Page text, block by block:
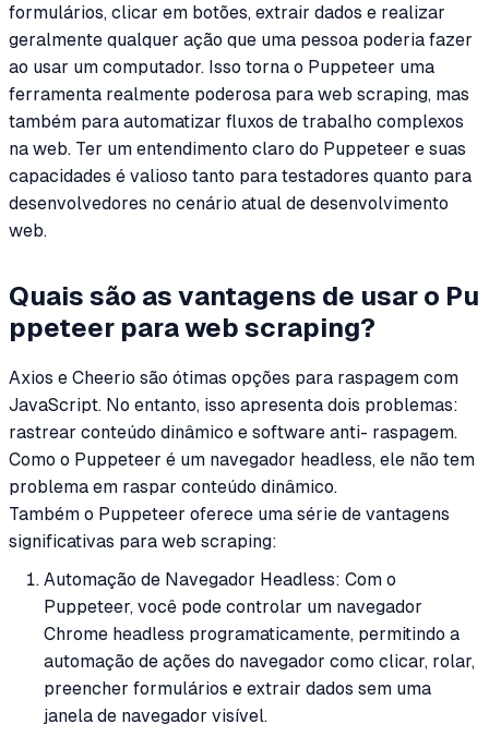
formulários, clicar em botões, extrair dados e realizar
geralmente qualquer ação que uma pessoa poderia fazer
ao usar um computador. Isso torna o Puppeteer uma
ferramenta realmente poderosa para web scraping, mas
também para automatizar fluxos de trabalho complexos
na web. Ter um entendimento claro do Puppeteer e suas
capacidades é valioso tanto para testadores quanto para
desenvolvedores no cenário atual de desenvolvimento
web.
Quais são as vantagens de usar o Pu
ppeteer para web scraping?
Axios e Cheerio são ótimas opções para raspagem com
JavaScript. No entanto, isso apresenta dois problemas:
rastrear conteúdo dinâmico e software anti- raspagem.
Como o Puppeteer é um navegador headless, ele não tem
problema em raspar conteúdo dinâmico.
Também o Puppeteer oferece uma série de vantagens
significativas para web scraping:
Automação de Navegador Headless: Com o
Puppeteer, você pode controlar um navegador
Chrome headless programaticamente, permitindo a
automação de ações do navegador como clicar, rolar,
preencher formulários e extrair dados sem uma
janela de navegador visível.